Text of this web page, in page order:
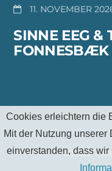
11. NOVEMBER
SINNE EEG &
FONNESBÆK
TheMu e.V |Kontakt|
Cookies erleichtern die
Mit der Nutzung
einverstanden, dass